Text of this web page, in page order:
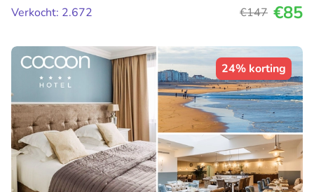
Verkocht: 2.672
€147 €85
24% korting